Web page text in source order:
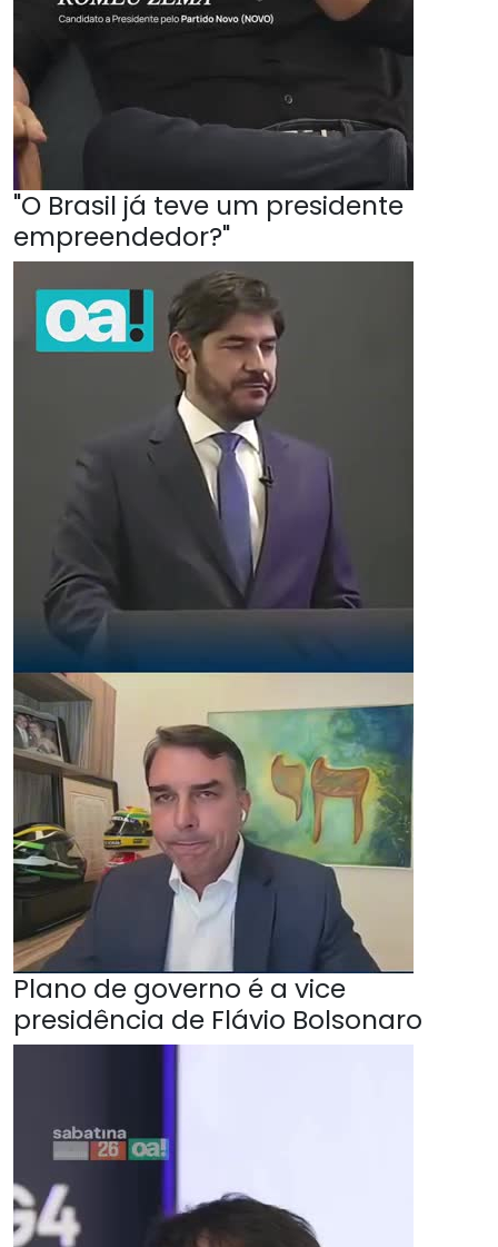
"O Brasil já teve um presidente
empreendedor?"
Plano de governo é a vice
presidência de Flávio Bolsonaro